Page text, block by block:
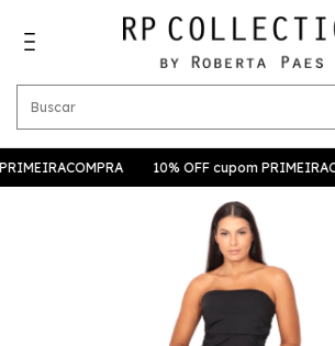
10% OFF cupom PRIMEIRACOMPRA